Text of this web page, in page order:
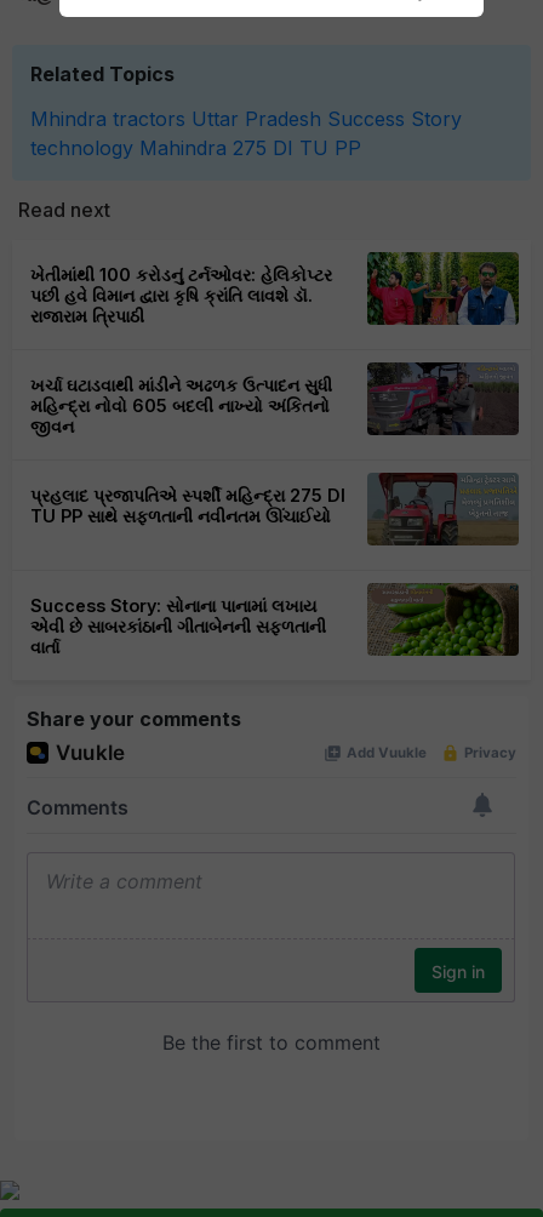
Related Topics
Mhindra tractors Uttar Pradesh Success Story
technology Mahindra 275 DI TU PP
Read next
ખેતીમાંથી 100 કરોડનું ટર્નઓવર: હેલિકોપ્ટર
પછી હવે વિમાન દ્વારા કૃષિ ક્રાંતિ લાવશે ડૉ.
રાજારામ ત્રિપાઠી
ખર્ચા ઘટાડવાથી માંડીને અઢળક ઉત્પાદન સુધી
મહિન્દ્રા નોવો 605 બદલી નાખ્યો અંકિતનો
જીવન
પ્રહલાદ પ્રજાપતિએ સ્પર્શી મહિન્દ્રા 275 DI
TU PP સાથે સફળતાની નવીનતમ ઊંચાઈયો
Success Story: સોનાના પાનામાં લખાય
એવી છે સાબરકાંઠાની ગીતાબેનની સફળતાની
વાર્તા
Share your comments